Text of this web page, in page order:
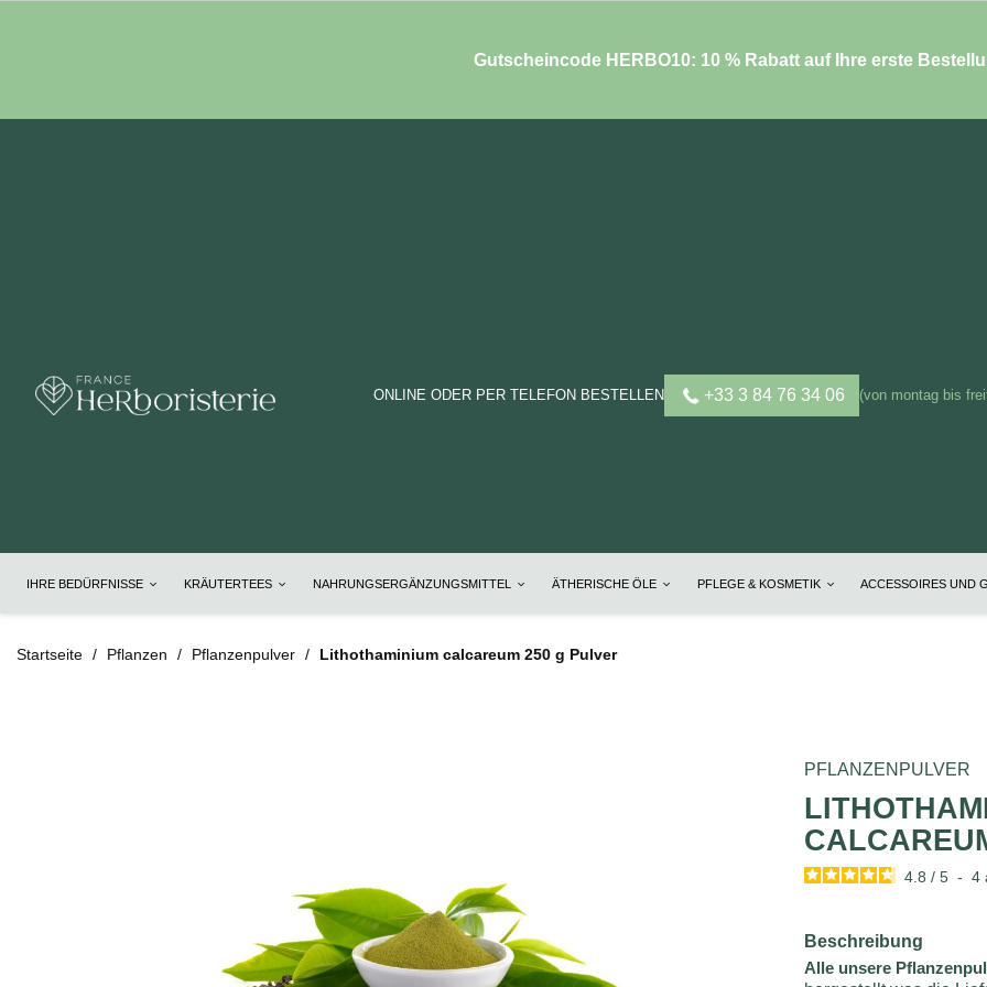
Gutscheincode HERBO10: 10 % Rabatt auf Ihre erste
ONLINE ODER PER TELEFON BESTELLEN +33 3 84 76 34 06 (von montag bis
IHRE BEDÜRFNISSE KRÄUTERTEES NAHRUNGSERGÄNZUNGSMITTEL ÄTHERISCHE ÖLE PFLEGE & KOSMETIK ACCESSOIRES UND
Startseite Pflanzen Pflanzenpulver Lithothaminium calcareum 250 g Pulver
PFLANZENPULVER
4.8 / 5 - 4
Beschreibung
Alle unsere